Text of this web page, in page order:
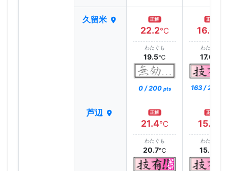
久留米 正解
22.2℃
わたぐも
19.5℃
0 / 200 pts
正解
16.6
わたぐも
17.0
163 / 200
芦辺 正解
21.4℃
わたぐも
20.7℃
正解
15.1
わたぐも
15.6